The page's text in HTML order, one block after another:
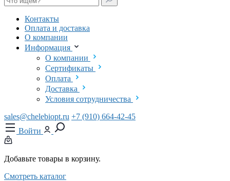
Контакты
Оплата и доставка
О компании
Информация
О компании
Сертификаты
Оплата
Доставка
Условия сотрудничества
sales@chelebiopt.ru +7 (910) 664-42-45
Войти
Добавьте товары в корзину.
Смотреть каталог